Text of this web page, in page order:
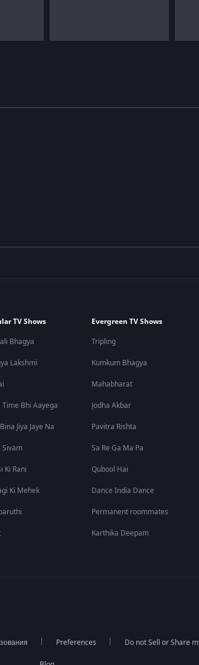
TV Shows
Bhagya
Lakshmi
Time Bhi Aayega
Jiya Jaye Na
Sivam
Ki Rani
Ki Mehek
Evergreen TV Shows
Tripling
Kumkum Bhagya
Mahabharat
Jodha Akbar
Pavitra Rishta
Sa Re Ga Ma Pa
Qubool Hai
Dance India Dance
Permanent roommates
Karthika Deepam
Preferences Do not Sell or Share